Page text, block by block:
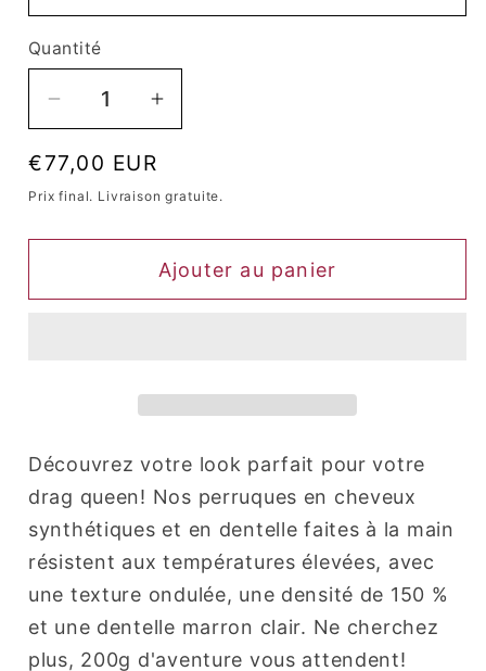
Quantité
Quantité
Réduire
quantité
de
(Marron
Augmenter
quantité
de
Dallas
(Marron
Prix
habituel
€77,00 EUR
Prix ​​final. Livraison gratuite.
Ajouter au panier
Découvrez votre look parfait pour votre
drag queen! Nos perruques en cheveux
synthétiques et en dentelle faites à la main
résistent aux températures élevées, avec
une texture ondulée, une densité de 150 %
et une dentelle marron clair. Ne cherchez
plus, 200g d'aventure vous attendent!